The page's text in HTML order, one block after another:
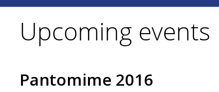
Upcoming events
Pantomime 2016